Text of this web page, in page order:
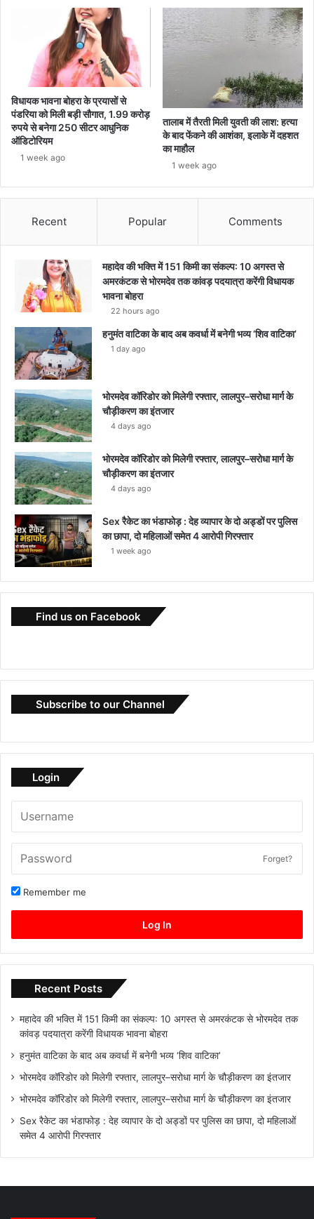
विधायक भावना बोहरा के प्रयासों से
पंडरिया को मिली बड़ी सौगात, 1.99 करोड़
रुपये से बनेगा 250 सीटर आधुनिक
ऑडिटोरियम
1 week ago
तालाब में तैरती मिली युवती की लाश: हत्या
के बाद फेंकने की आशंका, इलाके में दहशत
का माहौल
1 week ago
Recent Popular Comments
महादेव की भक्ति में 151 किमी का संकल्प: 10 अगस्त से
अमरकंटक से भोरमदेव तक कांवड़ पदयात्रा करेंगी विधायक
भावना बोहरा
22 hours ago
हनुमंत वाटिका के बाद अब कवर्धा में बनेगी भव्य ‘शिव वाटिका’
1 day ago
भोरमदेव कॉरिडोर को मिलेगी रफ्तार, लालपुर–सरोधा मार्ग के
चौड़ीकरण का इंतजार
4 days ago
भोरमदेव कॉरिडोर को मिलेगी रफ्तार, लालपुर–सरोधा मार्ग के
चौड़ीकरण का इंतजार
4 days ago
Sex रैकेट का भंडाफोड़ : देह व्यापार के दो अड्डों पर पुलिस
का छापा, दो महिलाओं समेत 4 आरोपी गिरफ्तार
1 week ago
Find us on Facebook
Subscribe to our Channel
Login
Forget?
Remember me
Log In
Recent Posts
महादेव की भक्ति में 151 किमी का संकल्प: 10 अगस्त से अमरकंटक से भोरमदेव तक
कांवड़ पदयात्रा करेंगी विधायक भावना बोहरा
हनुमंत वाटिका के बाद अब कवर्धा में बनेगी भव्य ‘शिव वाटिका’
भोरमदेव कॉरिडोर को मिलेगी रफ्तार, लालपुर–सरोधा मार्ग के चौड़ीकरण का इंतजार
भोरमदेव कॉरिडोर को मिलेगी रफ्तार, लालपुर–सरोधा मार्ग के चौड़ीकरण का इंतजार
Sex रैकेट का भंडाफोड़ : देह व्यापार के दो अड्डों पर पुलिस का छापा, दो महिलाओं
समेत 4 आरोपी गिरफ्तार